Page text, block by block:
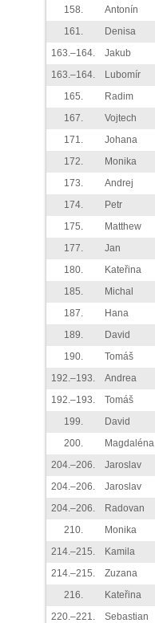
158.
Antonín
161.
Denisa
163.–164.
Jakub
163.–164.
Lubomír
165.
Radim
167.
Vojtech
171.
Johana
172.
Monika
173.
Andrej
174.
Petr
175.
Matthew
177.
Jan
180.
Kateřina
185.
Michal
187.
Hana
189.
David
190.
Tomáš
192.–193.
Andrea
192.–193.
Tomáš
199.
David
200.
Magdaléna
204.–206.
Jaroslav
204.–206.
Jaroslav
204.–206.
Radovan
210.
Monika
214.–215.
Kamila
214.–215.
Zuzana
216.
Kateřina
220.–221.
Sebastian